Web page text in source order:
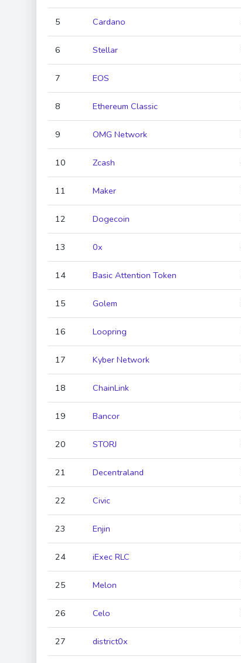
5 Cardano
6 Stellar
7 EOS
8 Ethereum Classic
9 OMG Network
10 Zcash
11 Maker
12 Dogecoin
13 0x
14 Basic Attention Token
15 Golem
16 Loopring
17 Kyber Network
18 ChainLink
19 Bancor
20 STORJ
21 Decentraland
22 Civic
23 Enjin
24 iExec RLC
25 Melon
26 Celo
27 district0x